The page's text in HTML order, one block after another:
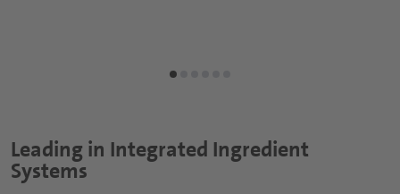
Leading in Integrated Ingredient
Systems